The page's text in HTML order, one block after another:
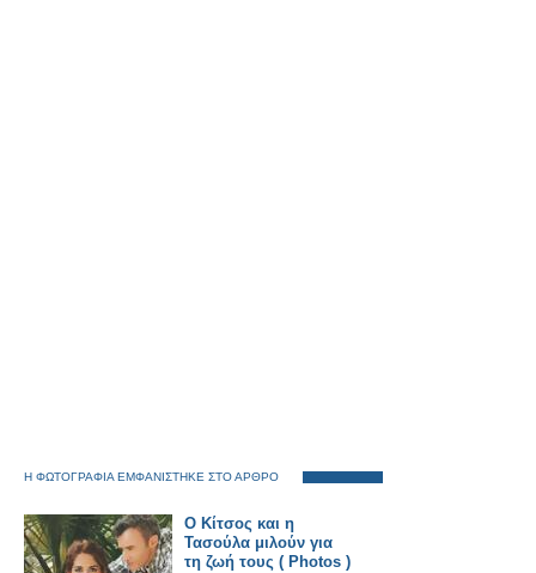
Η ΦΩΤΟΓΡΑΦΙΑ ΕΜΦΑΝΙΣΤΗΚΕ ΣΤΟ ΑΡΘΡΟ
Ο Κίτσος και η
Τασούλα μιλούν για
τη ζωή τους ( Photos )